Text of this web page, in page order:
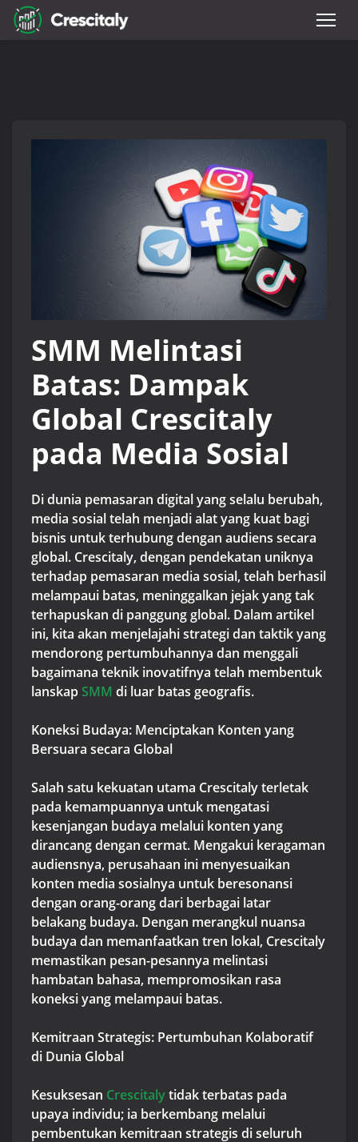
SMM Melintasi
Batas: Dampak
Global Crescitaly
pada Media Sosial
Di dunia pemasaran digital yang selalu berubah,
media sosial telah menjadi alat yang kuat bagi
bisnis untuk terhubung dengan audiens secara
global. Crescitaly, dengan pendekatan uniknya
terhadap pemasaran media sosial, telah berhasil
melampaui batas, meninggalkan jejak yang tak
terhapuskan di panggung global. Dalam artikel
ini, kita akan menjelajahi strategi dan taktik yang
mendorong pertumbuhannya dan menggali
bagaimana teknik inovatifnya telah membentuk
lanskap SMM di luar batas geografis.
Koneksi Budaya: Menciptakan Konten yang
Bersuara secara Global
Salah satu kekuatan utama Crescitaly terletak
pada kemampuannya untuk mengatasi
kesenjangan budaya melalui konten yang
dirancang dengan cermat. Mengakui keragaman
audiensnya, perusahaan ini menyesuaikan
konten media sosialnya untuk beresonansi
dengan orang-orang dari berbagai latar
belakang budaya. Dengan merangkul nuansa
budaya dan memanfaatkan tren lokal, Crescitaly
memastikan pesan-pesannya melintasi
hambatan bahasa, mempromosikan rasa
koneksi yang melampaui batas.
Kemitraan Strategis: Pertumbuhan Kolaboratif
di Dunia Global
Kesuksesan Crescitalytidak terbatas pada
upaya individu; ia berkembang melalui
pembentukan kemitraan strategis di seluruh